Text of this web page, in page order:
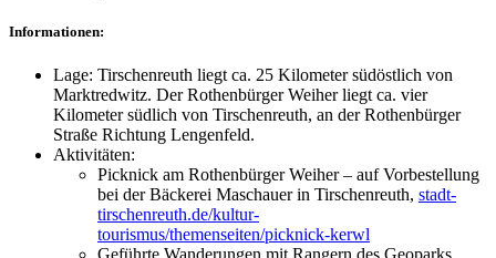
Informationen:
Lage: Tirschenreuth liegt ca. 25 Kilometer südöstlich von
Marktredwitz. Der Rothenbürger Weiher liegt ca. vier
Kilometer südlich von Tirschenreuth, an der Rothenbürger
Straße Richtung Lengenfeld.
Aktivitäten:
Picknick am Rothenbürger Weiher – auf Vorbestellung
bei der Bäckerei Maschauer in Tirschenreuth, stadt-
tirschenreuth.de/kultur-
tourismus/themenseiten/picknick-kerwl